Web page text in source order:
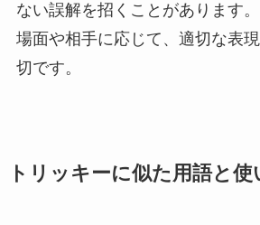
ない誤解を招くことがあります。
場面や相手に応じて、適切な表
切です。
トリッキーに似た用語と使